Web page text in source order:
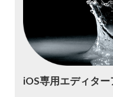
iOS専用エディター